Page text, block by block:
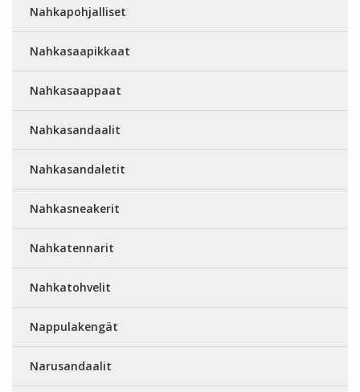
Nahkapohjalliset
Nahkasaapikkaat
Nahkasaappaat
Nahkasandaalit
Nahkasandaletit
Nahkasneakerit
Nahkatennarit
Nahkatohvelit
Nappulakengät
Narusandaalit